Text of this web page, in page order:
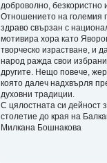
доброволно, безкористно
Отношението на големия
здраво свързан с
мотивира хора като
творческо израстване, и
народ ражда свои
другите. Нещо повече,
която далеч надхвърля
духовни традиции.
С цялостната си дейност
столетие до края на
Милкана Бошнакова